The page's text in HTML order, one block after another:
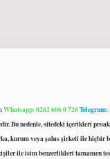
Whatsapp: 0262 606 0 726
Bu nedenle, sitedeki içerikleri
veya şahıs şirketi ile hiçbir
ile isim benzerlikleri tamamen